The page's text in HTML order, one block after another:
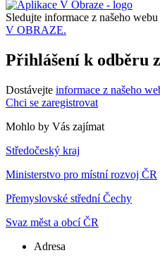
Sledujte informace z našeho
V OBRAZE.
Přihlášení k odběru
Dostávejte informace z našeho
Chci se zaregistrovat
Mohlo by Vás zajímat
Středočeský kraj
Ministerstvo pro místní rozvoj ČR
Přemyslovské střední Čechy
Svaz měst a obcí ČR
Adresa